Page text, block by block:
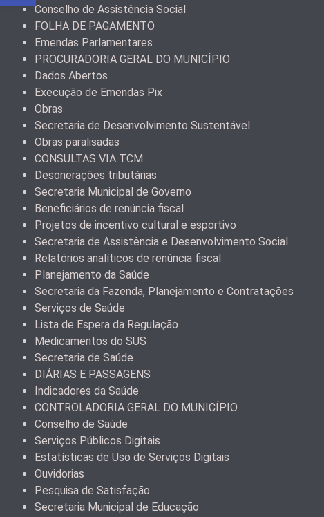
Conselho de Assistência Social
FOLHA DE PAGAMENTO
Emendas Parlamentares
PROCURADORIA GERAL DO MUNICÍPIO
Dados Abertos
Execução de Emendas Pix
Obras
Secretaria de Desenvolvimento Sustentável
Obras paralisadas
CONSULTAS VIA TCM
Desonerações tributárias
Secretaria Municipal de Governo
Beneficiários de renúncia fiscal
Projetos de incentivo cultural e esportivo
Secretaria de Assistência e Desenvolvimento Social
Relatórios analíticos de renúncia fiscal
Planejamento da Saúde
Secretaria da Fazenda, Planejamento e Contratações
Serviços de Saúde
Lista de Espera da Regulação
Medicamentos do SUS
Secretaria de Saúde
DIÁRIAS E PASSAGENS
Indicadores da Saúde
CONTROLADORIA GERAL DO MUNICÍPIO
Conselho de Saúde
Serviços Públicos Digitais
Estatísticas de Uso de Serviços Digitais
Ouvidorias
Pesquisa de Satisfação
Secretaria Municipal de Educação